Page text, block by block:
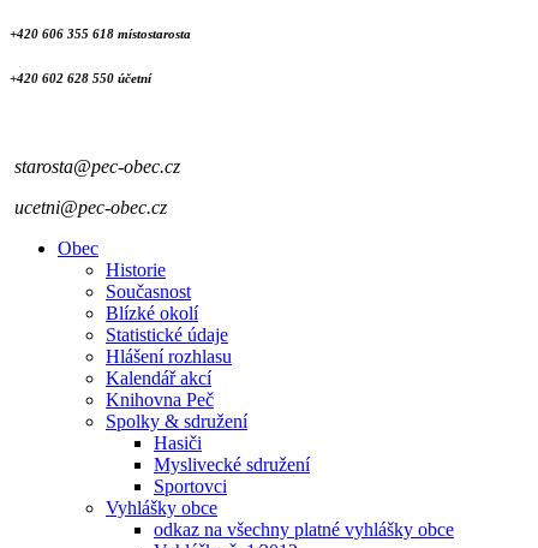
+420 606 355 618 místostarosta
+420 602 628 550 účetní
starosta@pec-obec.cz
ucetni@pec-obec.cz
Obec
Historie
Současnost
Blízké okolí
Statistické údaje
Hlášení rozhlasu
Kalendář akcí
Knihovna Peč
Spolky & sdružení
Hasiči
Myslivecké sdružení
Sportovci
Vyhlášky obce
odkaz na všechny platné vyhlášky obce